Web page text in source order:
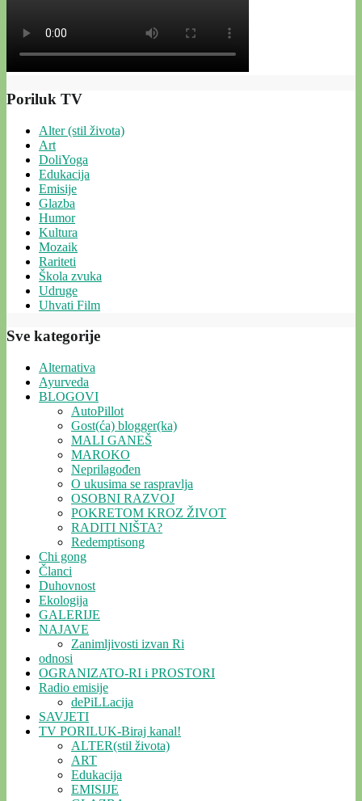
Poriluk TV
Alter (stil života)
Art
DoliYoga
Edukacija
Emisije
Glazba
Humor
Kultura
Mozaik
Rariteti
Škola zvuka
Udruge
Uhvati Film
Sve kategorije
Alternativa
Ayurveda
BLOGOVI
AutoPillot
Gost(ća) blogger(ka)
MALI GANEŠ
MAROKO
Neprilagođen
O ukusima se raspravlja
OSOBNI RAZVOJ
POKRETOM KROZ ŽIVOT
RADITI NIŠTA?
Redemptisong
Chi gong
Članci
Duhovnost
Ekologija
GALERIJE
NAJAVE
Zanimljivosti izvan Ri
odnosi
OGRANIZATO-RI i PROSTORI
Radio emisije
dePiLLacija
SAVJETI
TV PORILUK-Biraj kanal!
ALTER(stil života)
ART
Edukacija
EMISIJE